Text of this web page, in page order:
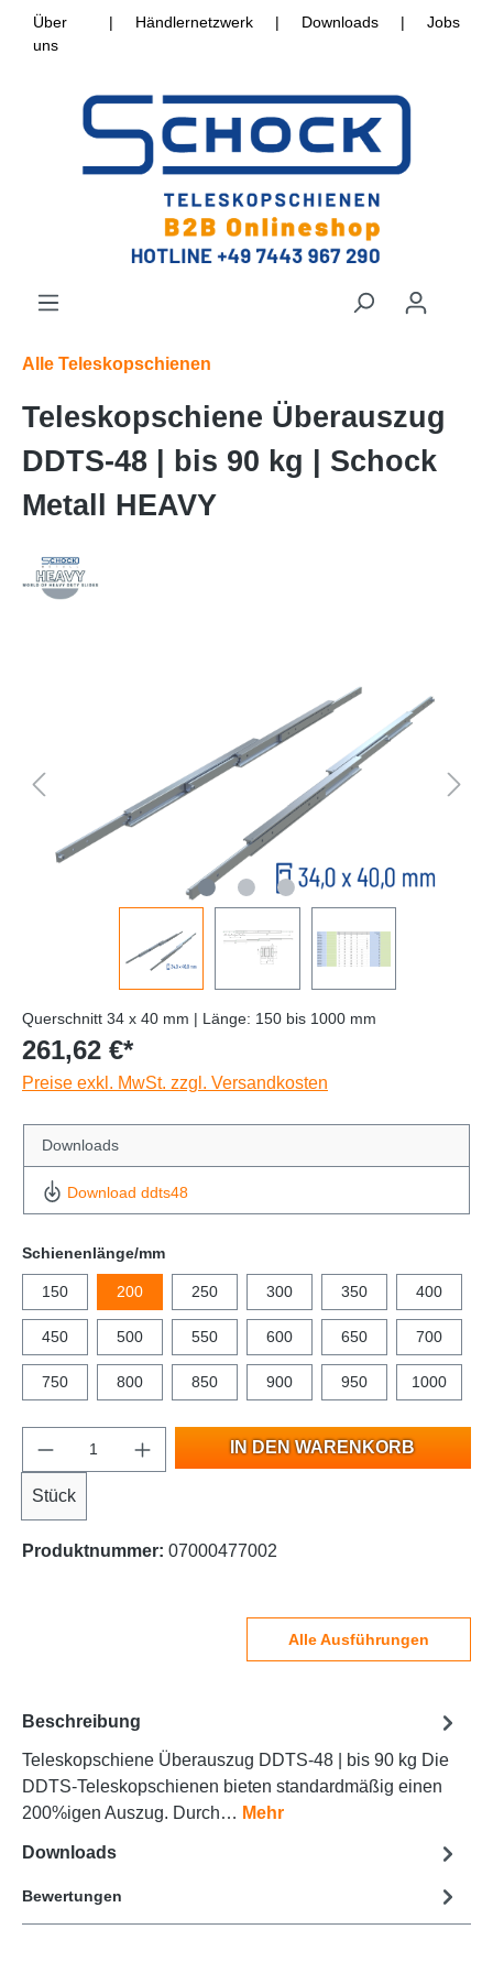
Über
uns
| Händlernetzwerk | Downloads | Jobs
Alle Teleskopschienen
Teleskopschiene Überauszug
DDTS-48 | bis 90 kg | Schock
Metall HEAVY
Querschnitt 34 x 40 mm | Länge: 150 bis 1000 mm
261,62 €*
Preise exkl. MwSt. zzgl. Versandkosten
Downloads
Download ddts48
Schienenlänge/mm
150 200 250 300 350 400
450 500 550 600 650 700
750 800 850 900 950 1000
Stück
IN DEN WARENKORB
Produktnummer: 07000477002
Alle Ausführungen
Beschreibung
Teleskopschiene Überauszug DDTS-48 | bis 90 kg Die
DDTS-Teleskopschienen bieten standardmäßig einen
200%igen Auszug. Durch… Mehr
Downloads
Bewertungen